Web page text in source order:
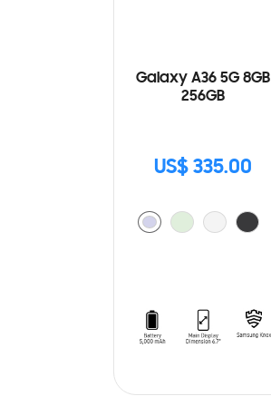
Galaxy A36 5G 8GB
256GB
US$ 335.00